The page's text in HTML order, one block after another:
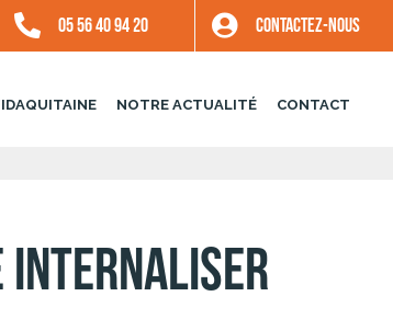
05 56 40 94 20 CONTACTEZ-NOUS
NOTRE ACTUALITÉ CONTACT
internaliser